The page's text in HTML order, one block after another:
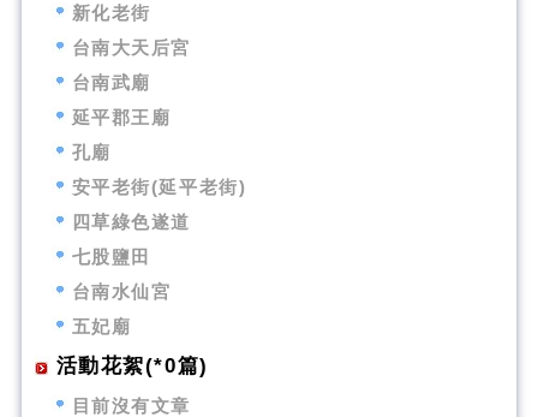
新化老街
台南大天后宮
台南武廟
延平郡王廟
孔廟
安平老街(延平老街)
四草綠色遂道
七股鹽田
台南水仙宮
五妃廟
活動花絮(*0篇)
目前沒有文章